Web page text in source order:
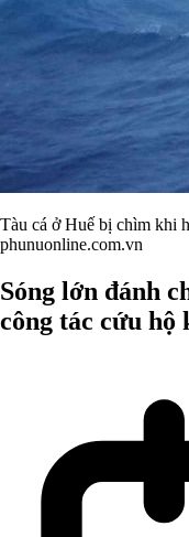
Tàu cá ở Huế bị chìm khi
phunuonline.com.vn
Sóng lớn đánh
công tác cứu hộ